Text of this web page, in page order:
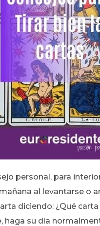
personal, para
al levantarse o
diciendo: ¿Qué
haga su día